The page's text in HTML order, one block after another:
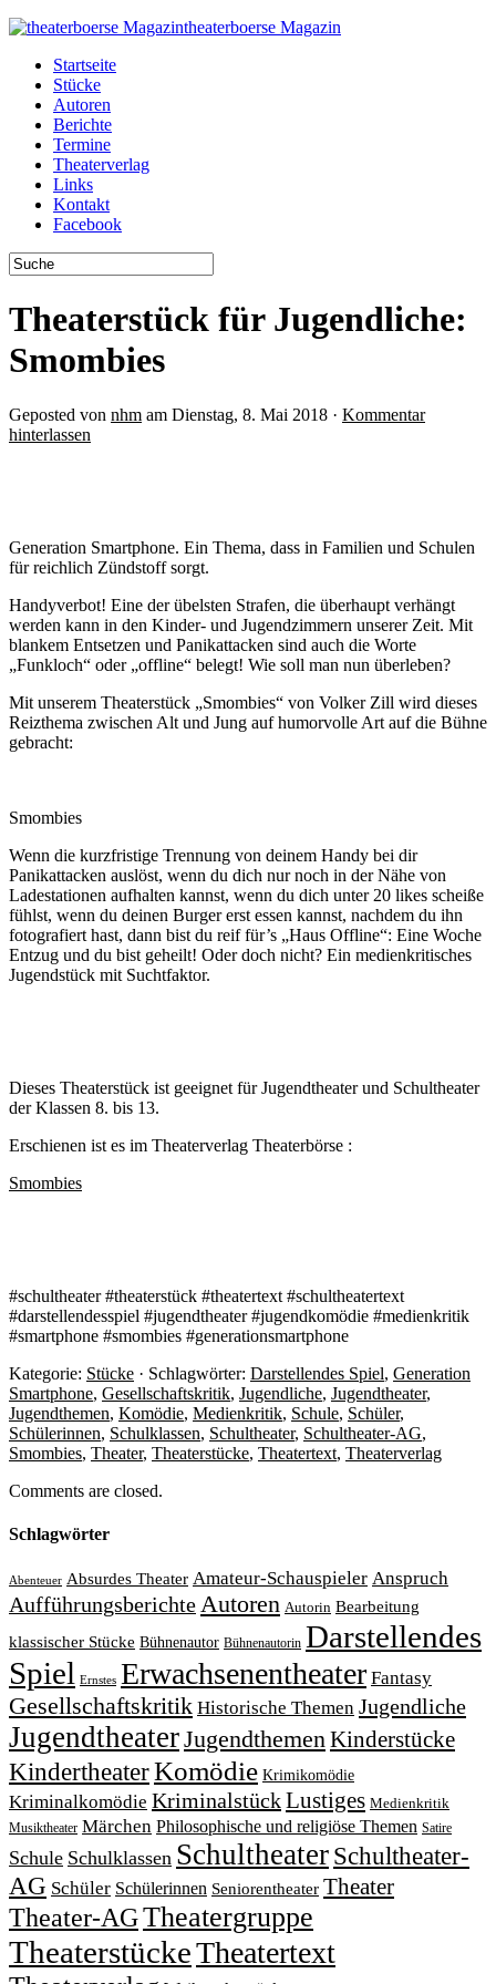
theaterboerse Magazin
Startseite
Stücke
Autoren
Berichte
Termine
Theaterverlag
Links
Kontakt
Facebook
Theaterstück für Jugendliche:
Smombies
Geposted von nhm am Dienstag, 8. Mai 2018 · Kommentar
hinterlassen
Generation Smartphone. Ein Thema, dass in Familien und Schulen
für reichlich Zündstoff sorgt.
Handyverbot! Eine der übelsten Strafen, die überhaupt verhängt
werden kann in den Kinder- und Jugendzimmern unserer Zeit. Mit
blankem Entsetzen und Panikattacken sind auch die Worte
„Funkloch“ oder „offline“ belegt! Wie soll man nun überleben?
Mit unserem Theaterstück „Smombies“ von Volker Zill wird dieses
Reizthema zwischen Alt und Jung auf humorvolle Art auf die Bühne
gebracht:
Smombies
Wenn die kurzfristige Trennung von deinem Handy bei dir
Panikattacken auslöst, wenn du dich nur noch in der Nähe von
Ladestationen aufhalten kannst, wenn du dich unter 20 likes scheiße
fühlst, wenn du deinen Burger erst essen kannst, nachdem du ihn
fotografiert hast, dann bist du reif für’s „Haus Offline“: Eine Woche
Entzug und du bist geheilt! Oder doch nicht? Ein medienkritisches
Jugendstück mit Suchtfaktor.
Dieses Theaterstück ist geeignet für Jugendtheater und Schultheater
der Klassen 8. bis 13.
Erschienen ist es im Theaterverlag Theaterbörse :
Smombies
#schultheater #theaterstück #theatertext #schultheatertext
#darstellendesspiel #jugendtheater #jugendkomödie #medienkritik
#smartphone #smombies #generationsmartphone
Kategorie: Stücke · Schlagwörter: Darstellendes Spiel, Generation
Smartphone, Gesellschaftskritik, Jugendliche, Jugendtheater,
Jugendthemen, Komödie, Medienkritik, Schule, Schüler,
Schülerinnen, Schulklassen, Schultheater, Schultheater-AG,
Smombies, Theater, Theaterstücke, Theatertext, Theaterverlag
Comments are closed.
Schlagwörter
Abenteuer Absurdes Theater Amateur-Schauspieler Anspruch
AufführungsberichteAutoren Autorin Bearbeitung
klassischer Stücke Bühnenautor Bühnenautorin Darstellendes
Spiel Ernstes Erwachsenentheater Fantasy
Gesellschaftskritik Historische Themen Jugendliche
JugendtheaterJugendthemenKinderstücke
KindertheaterKomödie Krimikomödie
Kriminalkomödie KriminalstückLustiges Medienkritik
Musiktheater Märchen Philosophische und religiöse Themen Satire
Schule Schulklassen Schultheater Schultheater-
AG Schüler Schülerinnen Seniorentheater Theater
Theater-AGTheatergruppe
TheaterstückeTheatertext